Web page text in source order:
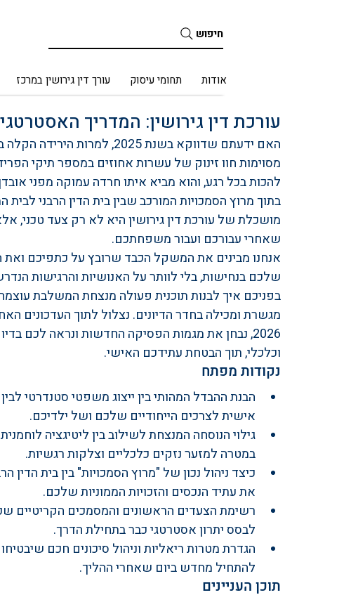
חיפוש
אודות תחומי עיסוק עורך דין גירושין במרכז
עורכת דין גירושין: המדריך האסטרטגי
האם ידעתם שדווקא בשנת 2025,
מסוימות חוו זינוק של עשרות אחוזים במספר תיקי
להכות בכל רגע, והוא מביא איתו חרדה עמוקה מפני
בתוך מרוץ הסמכויות המורכב שבין בית הדין הרבני
מושכלת של עורכת דין גירושין היא לא רק צעד טכני,
שאחרי עבורכם ועבור משפחתכם.
אנחנו מבינים את המשקל הכבד שרובץ על כתפיכם ואת
בפניכם איך לבנות תוכנית פעולה מנצחת המשלבת
מגשרת ומכילה בחדר הדיונים. נצלול לתוך העדכונים
2026, נבחן את מגמות הפסיקה החדשות ונראה לכם
וכלכלי, תוך הבטחת עתידכם האישי.
נקודות מפתח
הבנת ההבדל המהותי בין ייצוג משפטי סטנדרטי
אישית לצרכים הייחודיים שלכם ושל ילדיכם.
גילוי הנוסחה המנצחת לשילוב בין ליטיגציה
במטרה למזער נזקים כלכליים וצלקות רגשיות.
כיצד ניהול נכון של "מרוץ הסמכויות" בין בית
את עתיד הנכסים והזכויות הממוניות שלכם.
רשימת הצעדים הראשונים והמסמכים הקריטיים
לבסס יתרון אסטרטגי כבר בתחילת הדרך.
הגדרת מטרות ריאליות וניהול סיכונים חכם
להתחיל מחדש ביום שאחרי ההליך.
תוכן העניינים